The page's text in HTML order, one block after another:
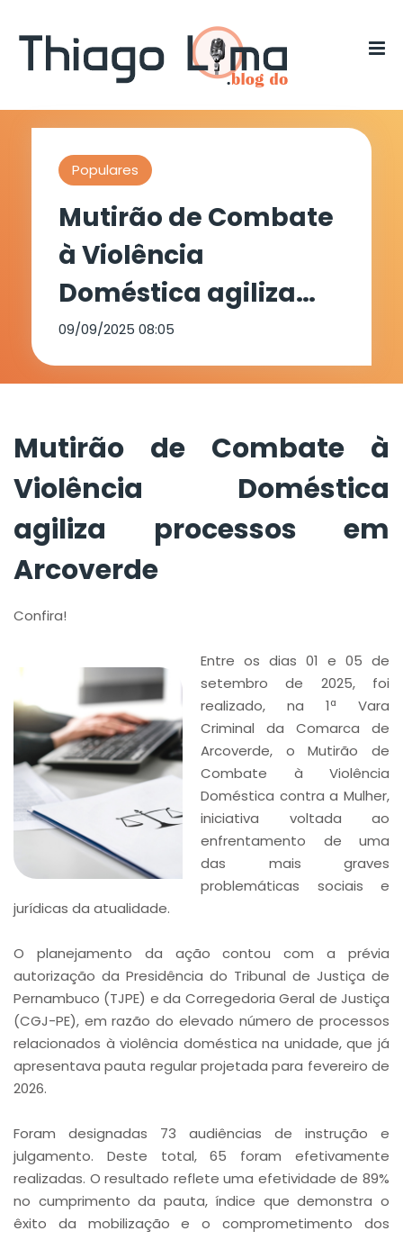
Populares
Mutirão de Combate
à Violência
Doméstica agiliza
processos em
Arcoverde
09/09/2025 08:05
Mutirão de Combate à
Violência Doméstica
agiliza processos em
Arcoverde
Confira!
Entre os dias 01 e 05 de
setembro de 2025, foi
realizado, na 1ª Vara
Criminal da Comarca de
Arcoverde, o Mutirão de
Combate à Violência
Doméstica contra a Mulher,
iniciativa voltada ao
enfrentamento de uma
das mais graves
problemáticas sociais e
jurídicas da atualidade.
O planejamento da ação contou com a prévia
autorização da Presidência do Tribunal de Justiça de
Pernambuco (TJPE) e da Corregedoria Geral de Justiça
(CGJ-PE), em razão do elevado número de processos
relacionados à violência doméstica na unidade, que já
apresentava pauta regular projetada para fevereiro de
2026.
Foram designadas 73 audiências de instrução e
julgamento. Deste total, 65 foram efetivamente
realizadas. O resultado reflete uma efetividade de 89%
no cumprimento da pauta, índice que demonstra o
êxito da mobilização e o comprometimento dos